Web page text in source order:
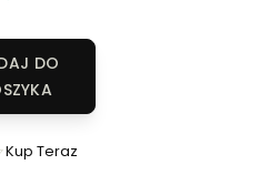
DO
Szybki
Kup Teraz